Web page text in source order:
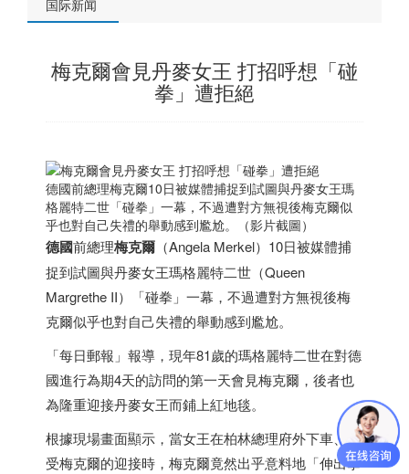
国际新闻
梅克爾會見丹麥女王 打招呼想「碰
拳」遭拒絕
德國前總理梅克爾10日被媒體捕捉到試圖與丹麥女王瑪
格麗特二世「碰拳」一幕，不過遭對方無視後梅克爾似
乎也對自己失禮的舉動感到尷尬。（影片截圖）
德國前總理梅克爾 （Angela Merkel）10日被媒體捕
捉到試圖與丹麥女王瑪格麗特二世（Queen
Margrethe II）「碰拳」一幕，不過遭對方無視後梅
克爾似乎也對自己失禮的舉動感到尷尬。
「每日郵報」報導，現年81歲的瑪格麗特二世在對德
國進行為期4天的訪問的第一天會見梅克爾，後者也
為隆重迎接丹麥女王而鋪上紅地毯。
根據現場畫面顯示，當女王在柏林總理府外下車、接
受梅克爾的迎接時，梅克爾竟然出乎意料地「伸出拳